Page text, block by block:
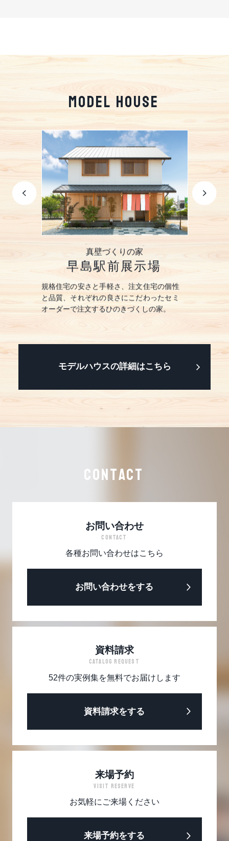
MODEL HOUSE
た暮ら
真壁づくりの家
早島駅前展示場
規格住宅の安さと手軽さ、注文住宅の個性
と品質、それぞれの良さにこだわったセミ
オーダーで注文するひのきづくしの家。
うまく使
モデルハウスの詳細はこちら
CONTACT
お問い合わせ
CONTACT
各種お問い合わせはこちら
お問い合わせをする
資料請求
CATALOG REQUEST
52件の実例集を無料でお届けします
資料請求をする
来場予約
VISIT RESERVE
お気軽にご来場ください
来場予約をする